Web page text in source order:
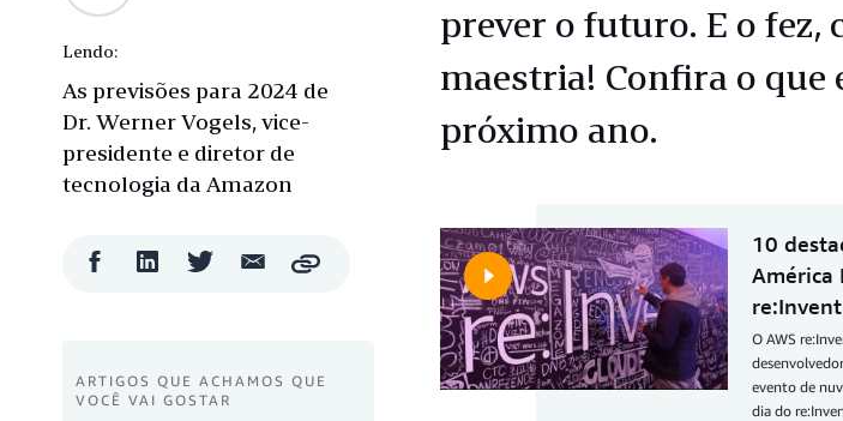
prever o futuro. E o fez,
maestria! Confira o que
próximo ano.
10
América
re:Invent
O AWS
evento de
dia do
Lendo:
As previsões para 2024 de
Dr. Werner Vogels, vice-
presidente e diretor de
tecnologia da Amazon
CompartilharCompartilharCompartilharCompartilhar
Copy
ARTIGOS QUE ACHAMOS QUE
VOCÊ VAI GOSTAR